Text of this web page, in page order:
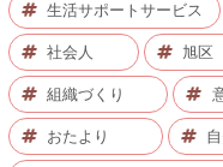
生活サポートサービス
社会人 旭区
組織づくり
おたより